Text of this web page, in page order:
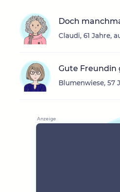
Doch
Claudi, 61 Jahre,
Gute Freundin
Blumenwiese, 57